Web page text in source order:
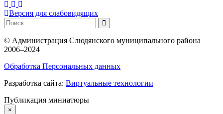
Версия для слабовидящих
© Администрация Слюдянского муниципального района
2006–2024
Обработка Персональных данных
Разработка сайта: Виртуальные технологии
Публикация миниатюры
×